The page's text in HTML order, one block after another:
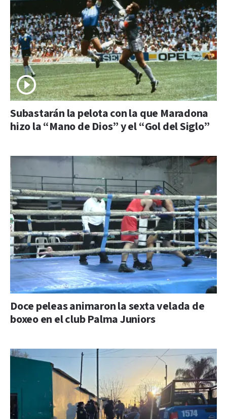
Subastarán la pelota con la que Maradona
hizo la “Mano de Dios” y el “Gol del Siglo”
Doce peleas animaron la sexta velada de
boxeo en el club Palma Juniors